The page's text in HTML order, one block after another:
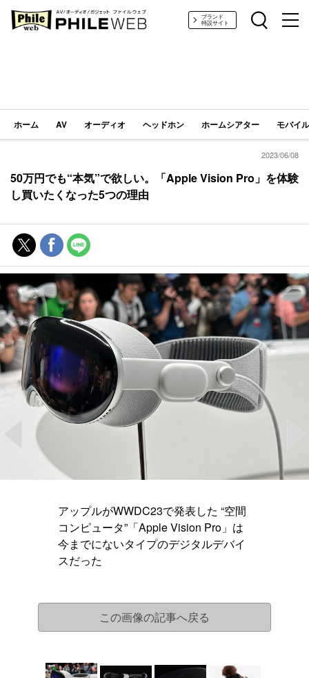
PHILE WEB｜AV/オーディオ/ガジェットブランド
特設サイト
ホーム AV オーディオ ヘッドホン ホームシアター モバイ
2023/06/08
50万円でも“本気”で欲しい。「Apple Vision Pro」を体験
し買いたくなった5つの理由
アップルがWWDC23で発表した “空間
コンピュータ”「Apple Vision Pro」は
今までにないタイプのデジタルデバイ
スだった
この画像の記事へ戻る